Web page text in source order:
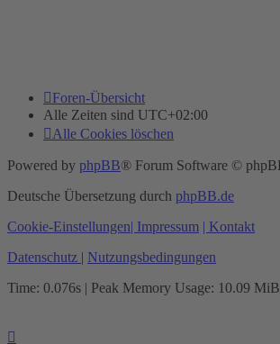
Foren-Übersicht
Alle Zeiten sind UTC+02:00
Alle Cookies löschen
Powered by phpBB® Forum Software ©
Deutsche Übersetzung durch phpBB.de
Cookie-Einstellungen| Impressum | Kontakt
Datenschutz | Nutzungsbedingungen
Time: 0.076s | Peak Memory Usage: 10.09